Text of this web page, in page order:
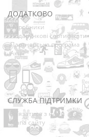
ДОДАТКОВО
Виробники
Подарункові сертифікати
Партнерська програма
Акції
СЛУЖБА ПІДТРИМКИ
Зв’язатися з нами
Мапа сайту